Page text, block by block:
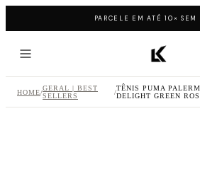
PARCELE EM ATÉ 10× SEM
Página
HOME/GERAL | BEST
SELLERS
/TÊNIS PUMA
DELIGHT GREEN